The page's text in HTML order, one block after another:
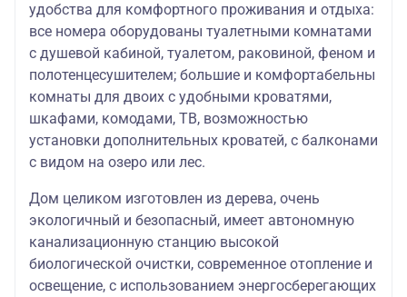
удобства для комфортного проживания и отдыха:
все номера оборудованы туалетными комнатами
с душевой кабиной, туалетом, раковиной, феном и
полотенцесушителем; большие и комфортабельны
комнаты для двоих с удобными кроватями,
шкафами, комодами, ТВ, возможностью
установки дополнительных кроватей, с балконами
с видом на озеро или лес.
Дом целиком изготовлен из дерева, очень
экологичный и безопасный, имеет автономную
канализационную станцию высокой
биологической очистки, современное отопление и
освещение, с использованием энергосберегающих